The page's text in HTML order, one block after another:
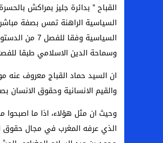
القباح ” بدائرة جليز بمراكش
السياسية الراهنة تمس بصفة
السياسية
وسماحة الدين الاسلامي طبقا للفصل 175 من الدستور الذي حصنها وجعلها غير قابلة للمراجعة
ان السيد حماد القباج معروف عنه
والقيم الانسانية وحقوق الانسان
وحيث ان مثل هؤلاء، اذا ما
الذي عرفه المغرب في مجال حقوق